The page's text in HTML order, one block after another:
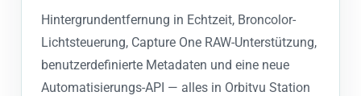
Hintergrundentfernung in Echtzeit, Broncolor-
Lichtsteuerung, Capture One RAW-Unterstützung,
benutzerdefinierte Metadaten und eine neue
Automatisierungs-API — alles in Orbitvu Station